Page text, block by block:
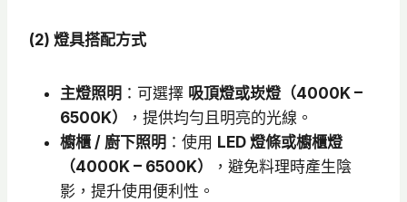
(2) 燈具搭配方式
主燈照明 ：可選擇 吸頂燈或崁燈（4000K –
6500K）
，提供均勻且明亮的光線。
櫥櫃 / 廚下照明 ：使用 LED 燈條或櫥櫃燈
（4000K – 6500K）
，避免料理時產生陰
影，提升使用便利性。